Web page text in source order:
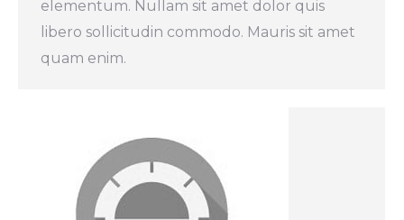
elementum. Nullam sit amet dolor quis
libero sollicitudin commodo. Mauris sit amet
quam enim.